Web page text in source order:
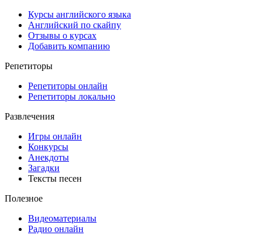
Курсы английского языка
Английский по скайпу
Отзывы о курсах
Добавить компанию
Репетиторы
Репетиторы онлайн
Репетиторы локально
Развлечения
Игры онлайн
Конкурсы
Анекдоты
Загадки
Тексты песен
Полезное
Видеоматериалы
Радио онлайн